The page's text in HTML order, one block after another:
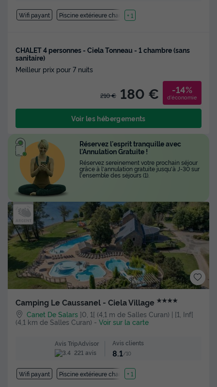
Wifi payant Piscine extérieure chauffée
+ 1
CHALET 4 personnes - Ciela Tonneau - 1 chambre (sans
sanitaire)
Meilleur prix pour 7 nuits
210 € 180 € -14%
d'économie
Voir les hébergements
Camping Le Caussanel - Ciela Village ★★★★
Canet De Salars ]0, 1[ (4,1 m de Salles Curan) | [1, Inf[
(4,1 km de Salles Curan) - Voir sur la carte
Avis TripAdvisor
221 avis
Avis clients
8.1/10
Wifi payant Piscine extérieure chauffée
+ 1
Réservez l'esprit tranquille avec
l'Annulation Gratuite !
Réservez sereinement votre prochain séjour
grâce à l'annulation gratuite jusqu'à J-30 sur
l'ensemble des séjours (1).